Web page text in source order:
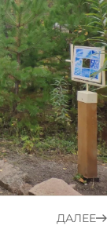
ДАЛЕЕ